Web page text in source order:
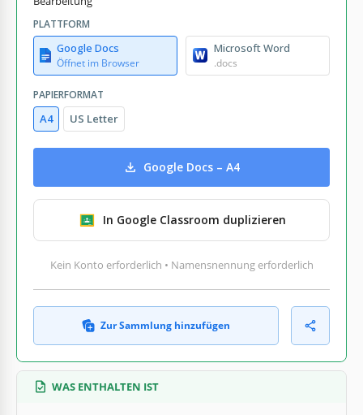
PLATTFORM
Google Docs
Öffnet im Browser
Microsoft Word
.docs
PAPIERFORMAT
A4 US Letter
Google Docs – A4
In Google Classroom duplizieren
Kein Konto erforderlich • Namensnennung erforderlich
Zur Sammlung hinzufügen
WAS ENTHALTEN IST